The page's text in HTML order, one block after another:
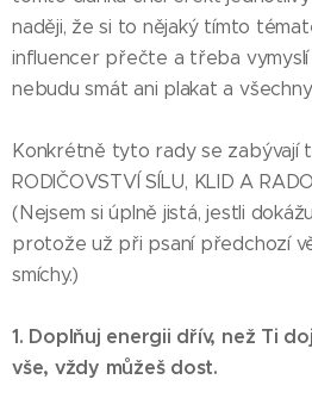
naději, že si to nějaký tímto
influencer přečte a třeba
nebudu smát ani plakat a
Konkrétně tyto rady se zabývají
RODIČOVSTVÍ SÍLU, KLID A
(Nejsem si úplně jistá, jestli
protože už při psaní předchozí
smíchy.)
1. Doplňuj energii dřív, než Ti
vše, vždy můžeš dost.